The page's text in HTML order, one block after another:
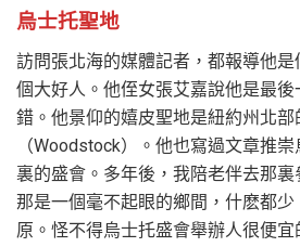
烏士托聖地
訪問張北海的媒體記者，都報導他
個大好人。他侄女張艾嘉說他是最
錯。他景仰的嬉皮聖地是紐約州北部
（Woodstock）。他也寫過文章推
裏的盛會。多年後，我陪老伴去那
那是一個毫不起眼的鄉間，什麽都
原。怪不得烏士托盛會舉辦人很便